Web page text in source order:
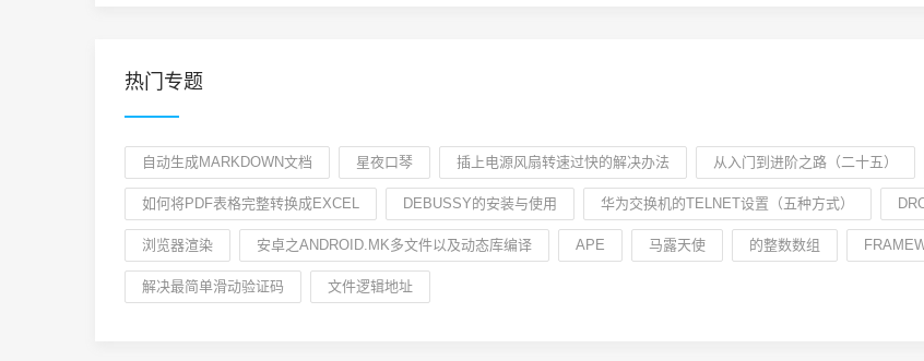
热门专题
自动生成MARKDOWN文档 星夜口琴 插上电源风扇转速过快的解决办法 从入门到进阶之路（二十五）
如何将PDF表格完整转换成EXCEL DEBUSSY的安装与使用 华为交换机的TELNET设置（五种方式）
浏览器渲染 安卓之ANDROID.MK多文件以及动态库编译 APE 马露天使 的整数数组
解决最简单滑动验证码 文件逻辑地址